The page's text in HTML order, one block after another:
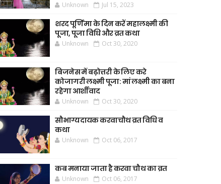
Unknown Jul 15, 2023
शरद पूर्णिमा के दिन करें महालक्ष्मी की
पूजा, पूजा विधि और व्रत कथा
Unknown Oct 30, 2020
बिजनेस में बढ़ोत्तरी के लिए करे
कोजागरी लक्ष्मी पूजा: मां लक्ष्मी का बना
रहेगा आर्शीवाद
Unknown Oct 30, 2020
सौभाग्यदायक करवाचौथ व्रत विधि व
कथा
Unknown Oct 06, 2017
कब मनाया जाता है करवा चौथ का व्रत
Unknown Oct 06, 2017